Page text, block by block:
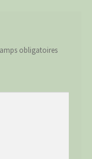
obligatoires